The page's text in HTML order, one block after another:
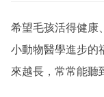
希望毛孩活得健康
小動物醫學進步的
來越長，常常能聽